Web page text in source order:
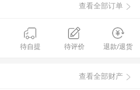
查看全部订单
待自提 待评价 退款/退货
查看全部财产